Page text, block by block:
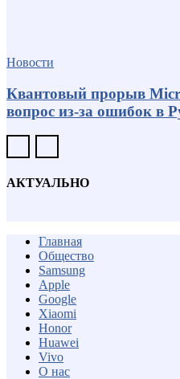
Новости
Квантовый прорыв
вопрос из-за ошибок в
АКТУАЛЬНО
Главная
Общество
Samsung
Apple
Google
Xiaomi
Honor
Huawei
Vivo
О нас